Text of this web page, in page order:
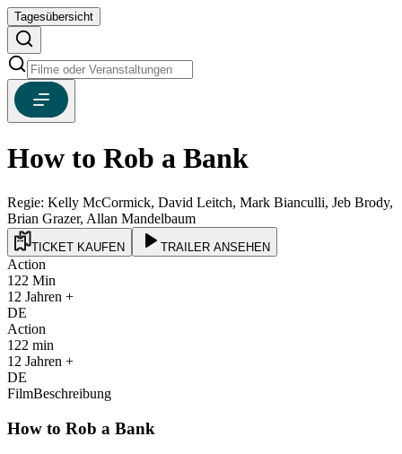
Tagesübersicht
How to Rob a Bank
Regie: Kelly McCormick, David Leitch, Mark Bianculli, Jeb Brody,
Brian Grazer, Allan Mandelbaum
TICKET KAUFEN TRAILER ANSEHEN
Action
122 Min
12 Jahren +
DE
Action
122 min
12 Jahren +
DE
FilmBeschreibung
How to Rob a Bank